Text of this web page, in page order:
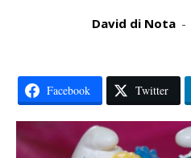
David di Nota -
Facebook Twitter